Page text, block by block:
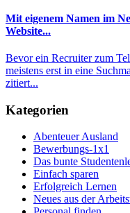
Mit eigenem Namen im
Website...
Bevor ein Recruiter zum
meistens erst in eine
zitiert...
Kategorien
Abenteuer Ausland
Bewerbungs-1x1
Das bunte
Einfach sparen
Erfolgreich Lernen
Neues aus der